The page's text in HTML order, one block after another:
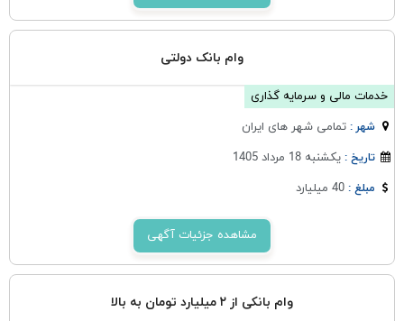
وام بانک دولتی
خدمات مالی و سرمایه گذاری
شهر :تمامی شهر های ایران
تاریخ :یکشنبه 18 مرداد 1405
مبلغ :40 میلیارد
مشاهده جزئیات آگهی
وام بانکی از ۲ میلیارد تومان به بالا